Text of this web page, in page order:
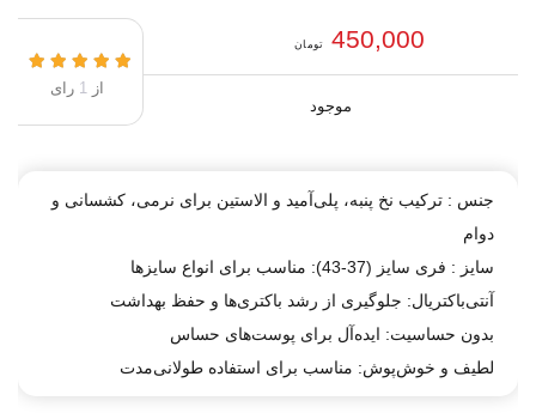
450,000 تومان
موجود
از1 رای
جنس : ترکیب نخ پنبه، پلی‌آمید و الاستین برای نرمی، کشسانی و
دوام
سایز : فری سایز (37-43): مناسب برای انواع سایزها
آنتی‌باکتریال: جلوگیری از رشد باکتری‌ها و حفظ بهداشت
بدون حساسیت: ایده‌آل برای پوست‌های حساس
لطیف و خوش‌پوش: مناسب برای استفاده طولانی‌مدت